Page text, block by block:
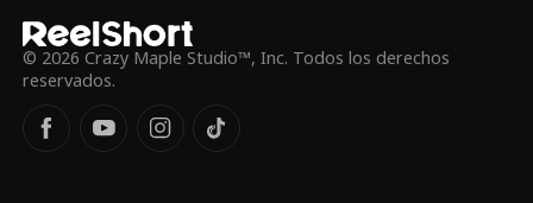
© 2026 Crazy Maple Studio™, Inc. Todos los derechos
reservados.